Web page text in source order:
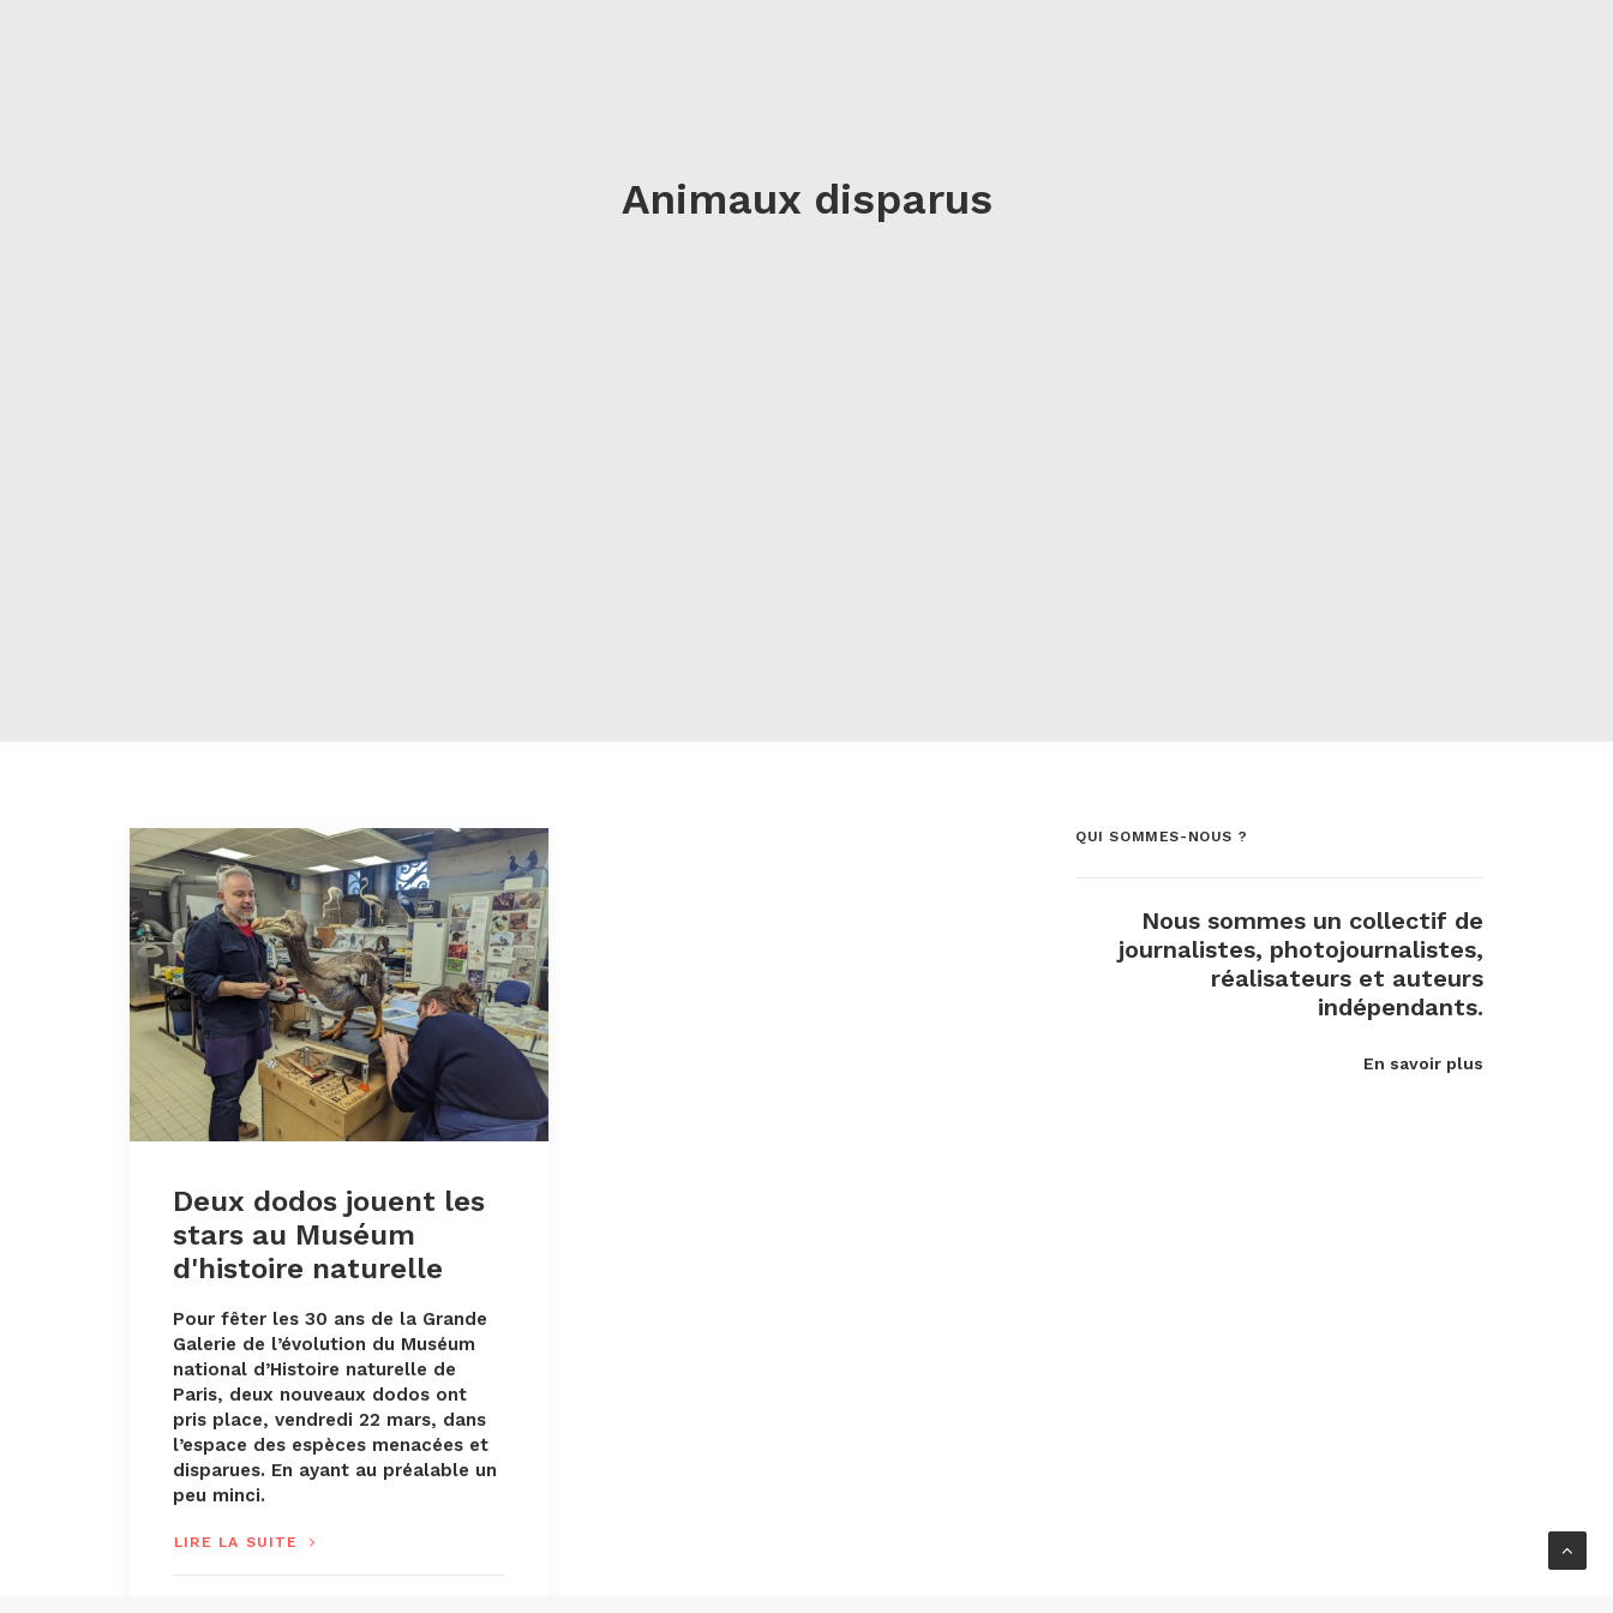
Animaux disparus
Deux dodos jouent les
stars au Muséum
d'histoire naturelle
Pour fêter les 30 ans de la Grande
Galerie de l’évolution du Muséum
national d’Histoire naturelle de
Paris, deux nouveaux dodos ont
pris place, vendredi 22 mars, dans
l’espace des espèces menacées et
disparues. En ayant au préalable un
peu minci.
LIRE LA SUITE
QUI SOMMES-NOUS ?
Nous sommes un collectif de
journalistes, photojournalistes,
réalisateurs et auteurs
indépendants.
En savoir plus